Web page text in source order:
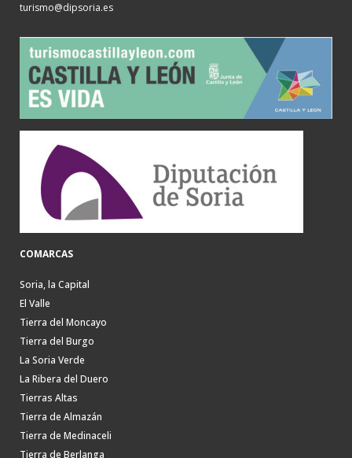
turismo@dipsoria.es
COMARCAS
Soria, la Capital
El Valle
Tierra del Moncayo
Tierra del Burgo
La Soria Verde
La Ribera del Duero
Tierras Altas
Tierra de Almazán
Tierra de Medinaceli
Tierra de Berlanga